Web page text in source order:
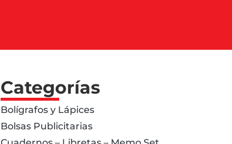
Categorías
Bolígrafos y Lápices
Bolsas Publicitarias